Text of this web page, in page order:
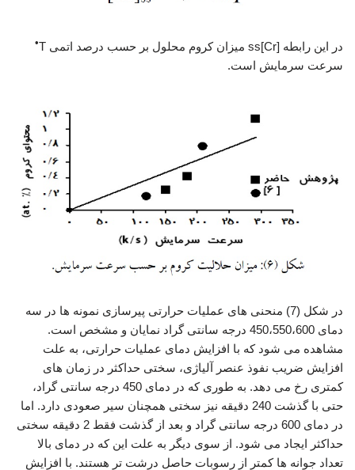
در این رابطه [Cr]ss میزان کروم محلول بر حسب درصد اتمی T •
سرعت سرمایش است.
در شکل (7) منحنی های عملیات حرارتی پیرسازی نمونه ها در سه
دمای 450،550،600 درجه سانتی گراد نمایان و مشخص است.
مشاهده می شود که با افزایش دمای عملیات حرارتی، به علت
افزایش ضریب نفوذ عنصر آلیاژی، سختی حداکثر در زمان های
کمتری رخ می دهد. به طوری که در دمای 450 درجه سانتی گراد،
حتی با گذشت 240 دقیقه نیز سختی همچنان سیر صعودی دارد. اما
در دمای 600 درجه سانتی گراد و بعد از گذشت فقط 2 دقیقه سختی
حداکثر ایجاد می شود. از سوی دیگر به علت این که در دمای بالا
تعداد جوانه ها کمتر از رسوبات حاصل درشت تر هستند. با افزایش